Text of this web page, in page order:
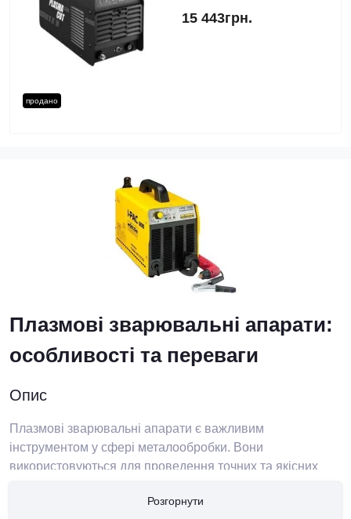
продано
15 443грн.
Плазмові зварювальні апарати:
особливості та переваги
Опис
Плазмові зварювальні апарати є важливим
інструментом у сфері металообробки. Вони
використовуються для проведення точних та якісних
Розгорнути